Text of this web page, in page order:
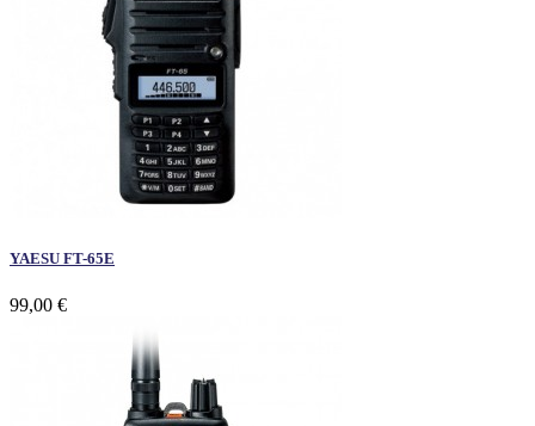
YAESU FT-65E
99,00 €